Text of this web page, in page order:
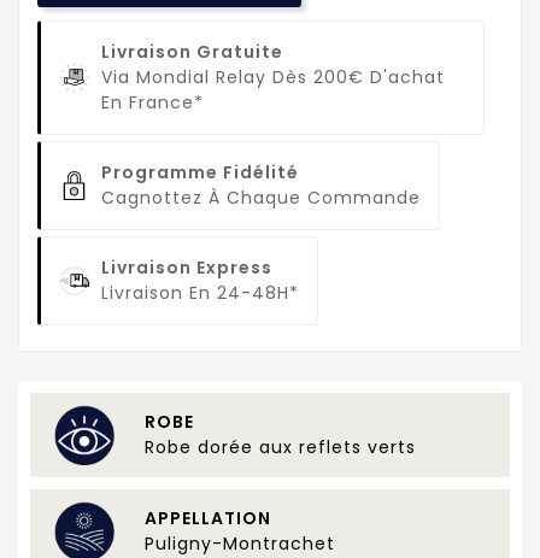
Livraison Gratuite
Via Mondial Relay Dès 200€ D'achat
En France*
Programme Fidélité
Cagnottez À Chaque Commande
Livraison Express
Livraison En 24-48H*
ROBE
Robe dorée aux reflets verts
APPELLATION
Puligny-Montrachet